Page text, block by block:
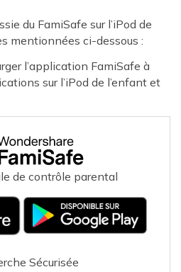
du FamiSafe sur l’iPod de
mentionnées ci-dessous :
l’application FamiSafe à
sur l’iPod de l’enfant et
de contrôle parental
Sécurisée